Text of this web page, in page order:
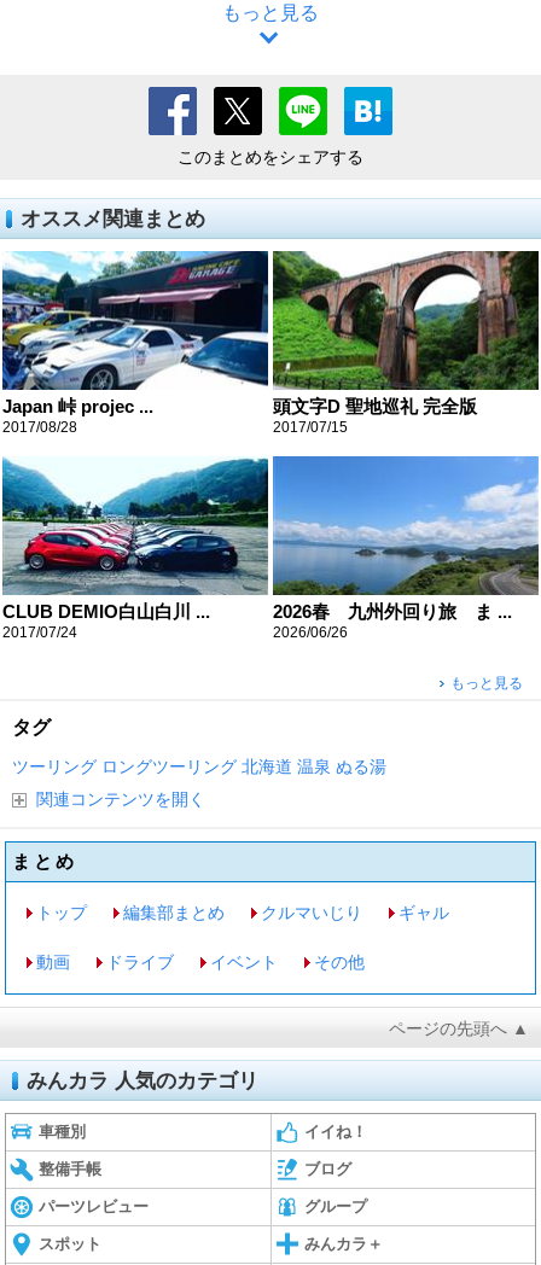
もっと見る
このまとめをシェアする
オススメ関連まとめ
Japan 峠 projec ...
2017/08/28
頭文字D 聖地巡礼 完全版
2017/07/15
CLUB DEMIO白山白川 ...
2017/07/24
2026春 九州外回り旅 ま ...
2026/06/26
もっと見る
タグ
ツーリング ロングツーリング 北海道 温泉 ぬる湯
関連コンテンツを開く
まとめ
トップ 編集部まとめ クルマいじり ギャル
動画 ドライブ イベント その他
ページの先頭へ ▲
みんカラ 人気のカテゴリ
車種別 イイね！
整備手帳 ブログ
パーツレビュー グループ
スポット みんカラ＋